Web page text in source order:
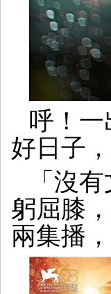
呼！
好日子
「沒
躬屈膝
兩集播，